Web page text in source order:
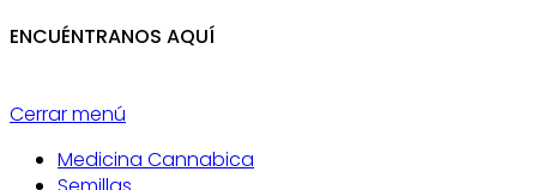
ENCUÉNTRANOS AQUÍ
Cerrar menú
Medicina Cannabica